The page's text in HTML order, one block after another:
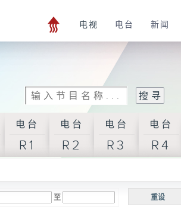
电视 电台 新闻
电台
R1
电台
R2
电台
R3
电台
R4
至 重设